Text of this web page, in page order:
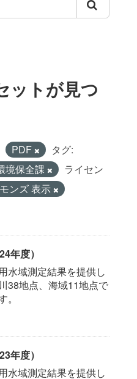
ットが見つ
PDF
タグ:
境保全課
ライセン
ンズ 表示
年度）
水域測定結果を提供し
38地点、海域11地点で
年度）
水域測定結果を提供し